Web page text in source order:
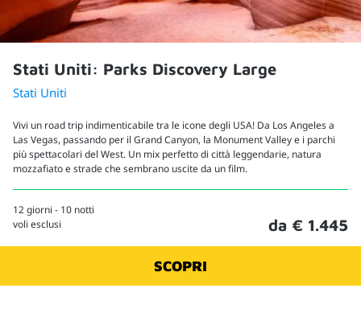
Stati Uniti: Parks Discovery Large
Stati Uniti
Vivi un road trip indimenticabile tra le icone degli USA! Da Los Angeles a
Las Vegas, passando per il Grand Canyon, la Monument Valley e i parchi
più spettacolari del West. Un mix perfetto di città leggendarie, natura
mozzafiato e strade che sembrano uscite da un film.
12 giorni - 10 notti
voli esclusi
da € 1.445
SCOPRI